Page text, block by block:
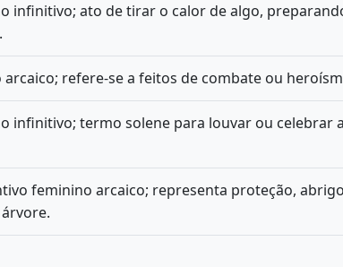
infinitivo; ato de tirar o calor de algo,
arcaico; refere-se a feitos de combate ou
infinitivo; termo solene para louvar ou celebrar
feminino arcaico; representa proteção,